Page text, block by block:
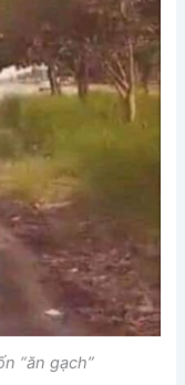
“ăn gạch”